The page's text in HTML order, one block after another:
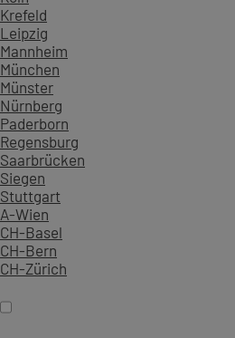
Krefeld
Leipzig
Mannheim
München
Münster
Nürnberg
Paderborn
Regensburg
Saarbrücken
Siegen
Stuttgart
A-Wien
CH-Basel
CH-Bern
CH-Zürich